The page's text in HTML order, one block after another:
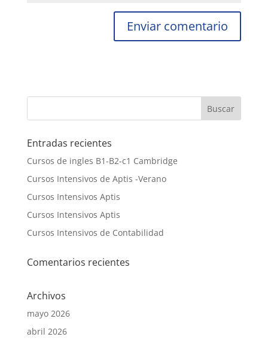
Entradas recientes
Cursos de ingles B1-B2-c1 Cambridge
Cursos Intensivos de Aptis -Verano
Cursos Intensivos Aptis
Cursos Intensivos Aptis
Cursos Intensivos de Contabilidad
Comentarios recientes
Archivos
mayo 2026
abril 2026